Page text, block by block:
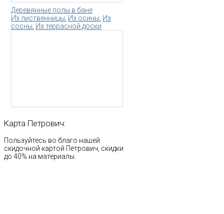
Деревянные полы в бане
Из лиственницы, Из осины, Из
сосны, Из террасной доски
Карта Петрович:
Пользуйтесь во благо нашей
скидочной картой Петрович, скидки
до 40% на материалы.